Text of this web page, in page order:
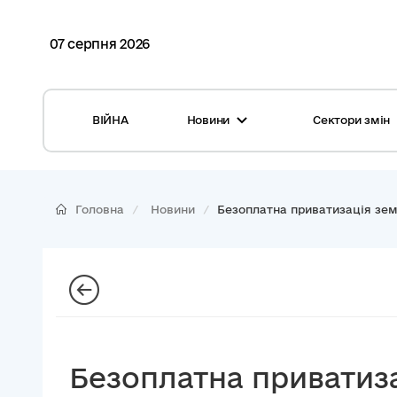
07 серпня 2026
ВІЙНА Новини
Глосарій
Репортажі з громад
Хмара тегів
Сектори змін
Медицина
Безпека
Головна Новини Безоплатна приватизація
Безоплатна